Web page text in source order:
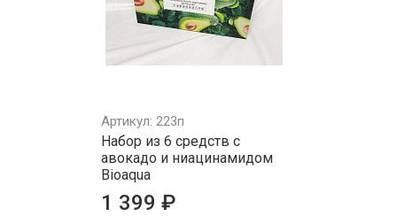
Артикул: 223п
Набор из 6 средств с
авокадо и ниацинамидом
Bioaqua
1 399 ₽